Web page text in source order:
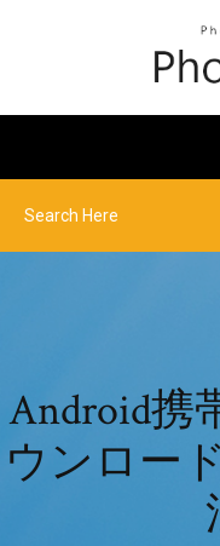
Android携
ウンロー